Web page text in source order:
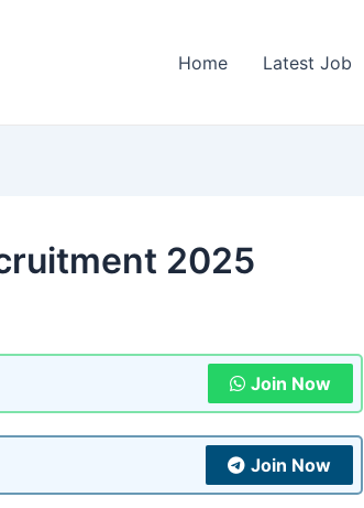
Home Latest Job
2025
Join Now
Join Now